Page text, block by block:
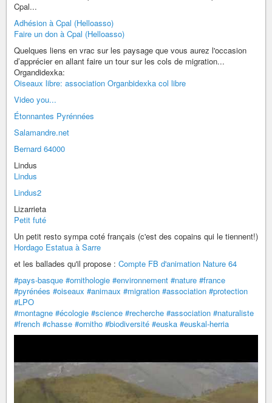
Cpal...
Adhésion à Cpal (Helloasso)
Faire un don à Cpal (Helloasso)
Quelques liens en vrac sur les paysage que vous aurez l'occasion
d’apprécier en allant faire un tour sur les cols de migration...
Organdidexka:
Oiseaux libre: association Organbidexka col libre
Video you...
Étonnantes Pyrénnées
Salamandre.net
Bernard 64000
Lindus
Lindus
Lindus2
Lizarrieta
Petit futé
Un petit resto sympa coté français (c'est des copains qui le tiennent!)
Hordago Estatua à Sarre
et les ballades qu'il propose : Compte FB d'animation Nature 64
#pays-basque #ornithologie #environnement #nature #france
#pyrénées #oiseaux #animaux #migration #association #protection
#LPO
#montagne #écologie #science #recherche #association #naturaliste
#french #chasse #ornitho #biodiversité #euska #euskal-herria